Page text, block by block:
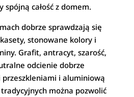
całość z domem.
dobrze sprawdzają się
stonowane kolory i
Grafit, antracyt, szarość,
odcienie dobrze
przeszkleniami i aluminiową
można pozwolić